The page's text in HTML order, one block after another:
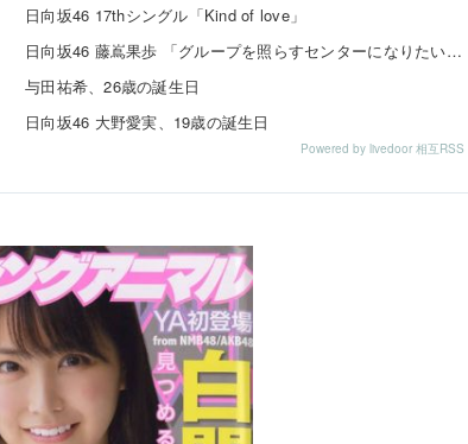
日向坂46 17thシングル「Kind of love」
日向坂46 藤嶌果歩 「グループを照らすセンターになりたい」何倍もキラキラしたかほりんが降臨【坂道の火曜日】
与田祐希、26歳の誕生日
日向坂46 大野愛実、19歳の誕生日
Powered by livedoor 相互RSS